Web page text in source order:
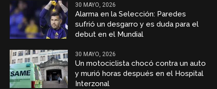
30 MAYO, 2026
Alarma en la Selección: Paredes
sufrió un desgarro y es duda para el
debut en el Mundial
30 MAYO, 2026
Un motociclista chocó contra un auto
y murió horas después en el Hospital
Interzonal